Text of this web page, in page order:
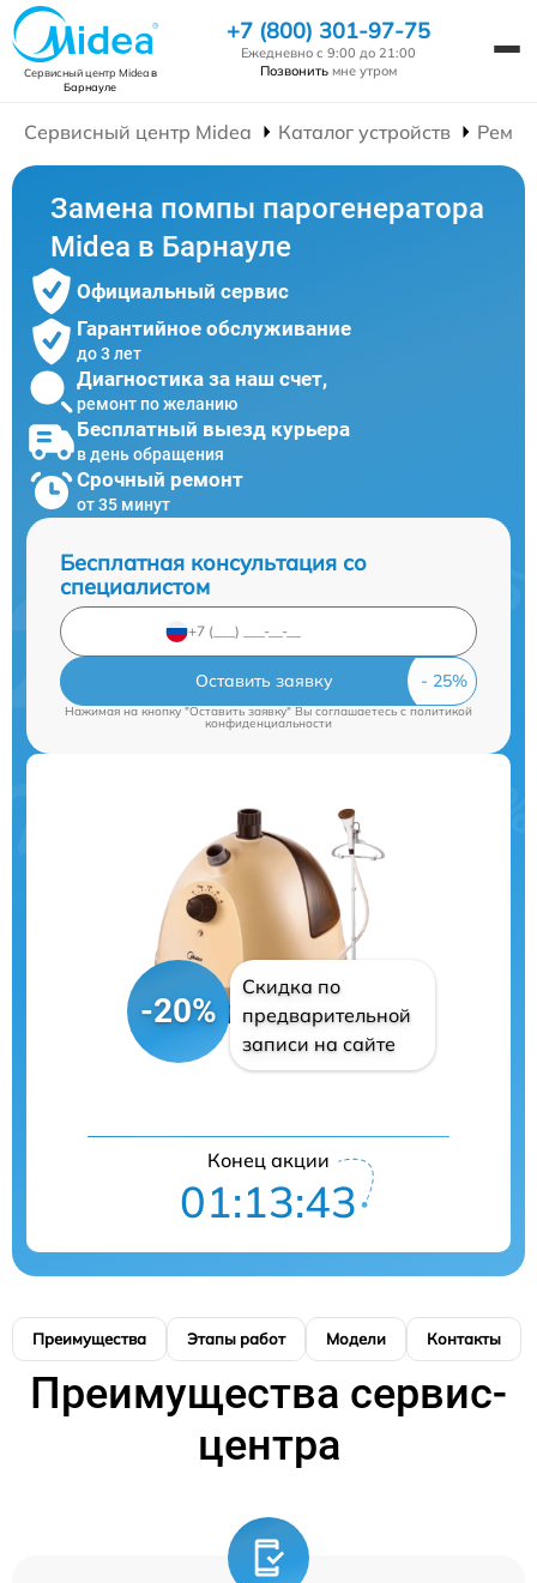
Сервисный центр Mideaв
Барнауле
+7 (800) 301-97-75
Ежедневно с 9:00 до 21:00
Позвонить мне утром
Сервисный центр Midea Каталог устройств
Замена помпы парогенератора
Midea в Барнауле
Официальный сервис
Гарантийное обслуживание
до 3 лет
Диагностика за наш счет,
ремонт по желанию
Бесплатный выезд курьера
в день обращения
Срочный ремонт
от 35 минут
Бесплатная консультация со
специалистом
Оставить заявку
Нажимая на кнопку "Оставить заявку" Вы соглашаетесь cполитикой
конфиденциальности
-20%
Скидка по
предварительной
записи на сайте
Конец акции
01:13:43
Преимущества Этапы работ Модели Контакты
Преимущества сервис-
центра